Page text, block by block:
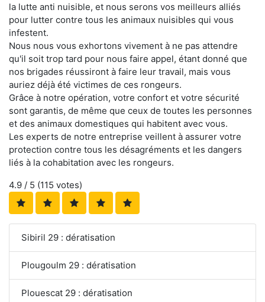
la lutte anti nuisible, et nous serons vos meilleurs alliés
pour lutter contre tous les animaux nuisibles qui vous
infestent.
Nous nous vous exhortons vivement à ne pas attendre
qu'il soit trop tard pour nous faire appel, étant donné que
nos brigades réussiront à faire leur travail, mais vous
auriez déjà été victimes de ces rongeurs.
Grâce à notre opération, votre confort et votre sécurité
sont garantis, de même que ceux de toutes les personnes
et des animaux domestiques qui habitent avec vous.
Les experts de notre entreprise veillent à assurer votre
protection contre tous les désagréments et les dangers
liés à la cohabitation avec les rongeurs.
4.9 / 5 (115 votes)
Sibiril 29 : dératisation
Plougoulm 29 : dératisation
Plouescat 29 : dératisation